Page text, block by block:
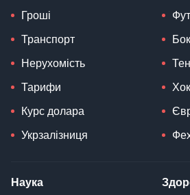
Гроші
Транспорт
Нерухомість
Тарифи
Курс долара
Укрзалізниця
Наука